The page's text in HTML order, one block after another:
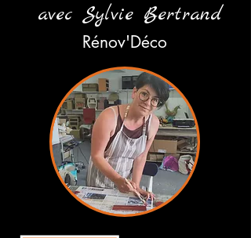
avec Sylvie Bertrand
Rénov'Déco